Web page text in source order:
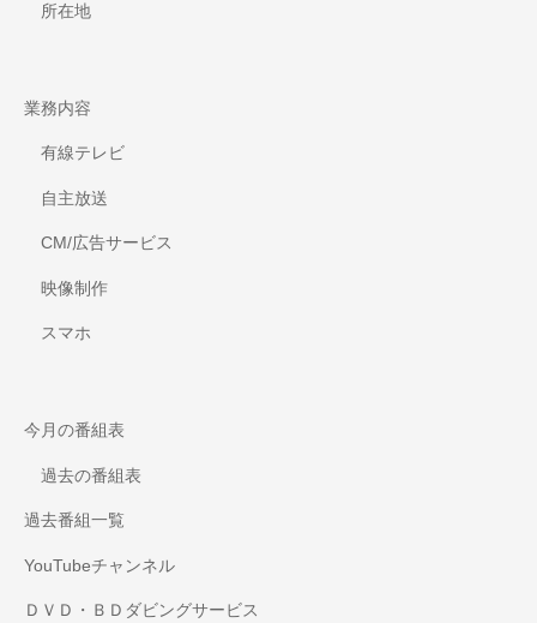
所在地
業務内容
有線テレビ
自主放送
CM/広告サービス
映像制作
スマホ
今月の番組表
過去の番組表
過去番組一覧
YouTubeチャンネル
ＤＶＤ・ＢＤダビングサービス